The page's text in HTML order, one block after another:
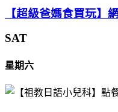
【超級爸媽食買玩】
SAT
星期六